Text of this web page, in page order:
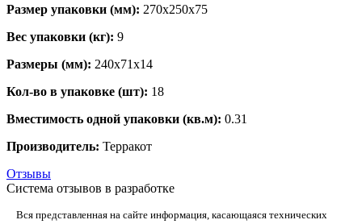
Размер упаковки (мм): 270х250х75
Вес упаковки (кг): 9
Размеры (мм): 240х71х14
Кол-во в упаковке (шт): 18
Вместимость одной упаковки (кв.м): 0.31
Производитель: Терракот
Отзывы
Система отзывов в разработке
Вся представленная на сайте информация, касающаяся технических